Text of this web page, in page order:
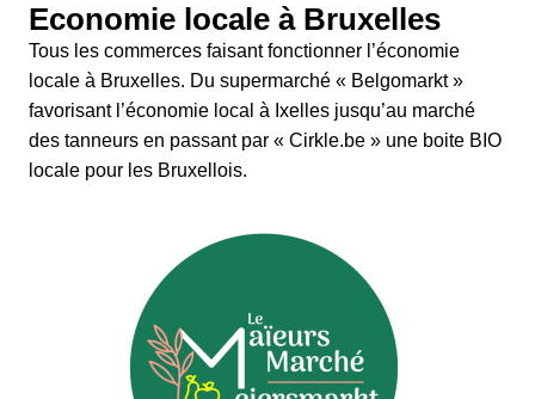
Economie locale à Bruxelles
Tous les commerces faisant fonctionner l’économie
locale à Bruxelles. Du supermarché « Belgomarkt »
favorisant l’économie local à Ixelles jusqu’au marché
des tanneurs en passant par « Cirkle.be » une boite BIO
locale pour les Bruxellois.